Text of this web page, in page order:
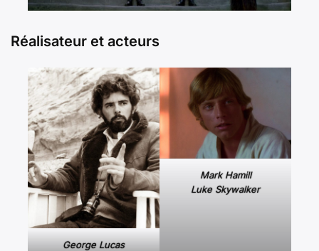
Réalisateur et acteurs
George Lucas
Mark Hamill
Luke Skywalker